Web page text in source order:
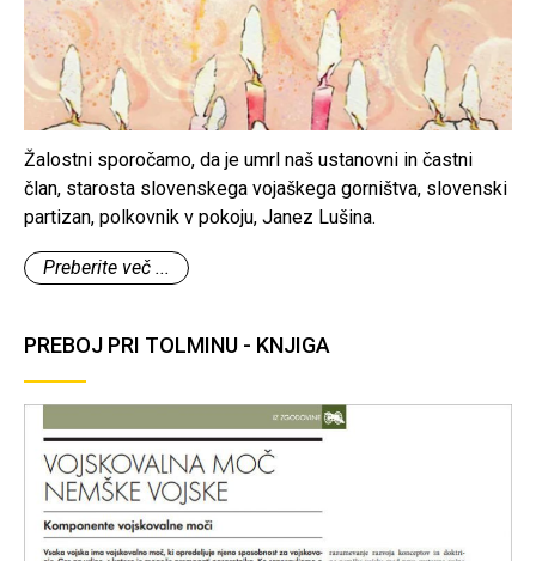
Žalostni sporočamo, da je umrl naš ustanovni in častni
član, starosta slovenskega vojaškega gorništva, slovenski
partizan, polkovnik v pokoju, Janez Lušina.
Preberite več ...
PREBOJ PRI TOLMINU - KNJIGA